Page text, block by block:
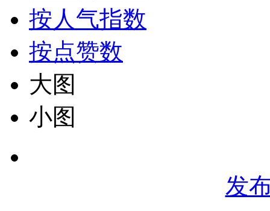
按人气指数
按点赞数
大图
小图
发